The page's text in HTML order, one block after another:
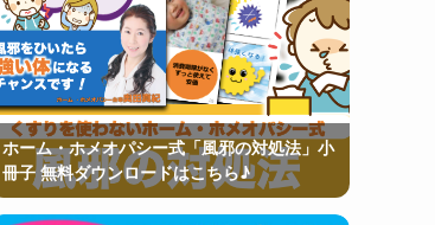
ホーム・ホメオパシー式「風邪の対処法」小
冊子 無料ダウンロードはこちら♪